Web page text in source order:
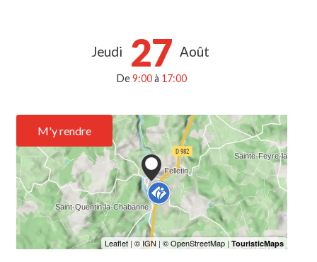
Jeudi 27 Août
De9:00à 17:00
M'y rendre